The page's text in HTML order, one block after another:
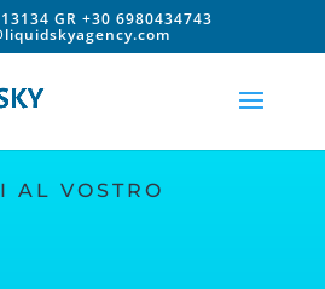
GR +30 6980434743
AL VOSTRO